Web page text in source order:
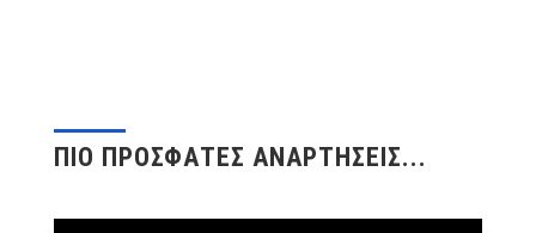
ΠΙΟ ΠΡΟΣΦΑΤΕΣ ΑΝΑΡΤΗΣΕΙΣ...